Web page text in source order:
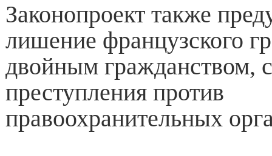
Законопроект также
лишение французского
двойным гражданством,
преступления против
правоохранительных